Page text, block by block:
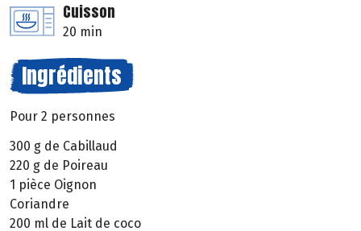
Cuisson
20 min
Ingrédients
Pour 2 personnes
300 g de Cabillaud
220 g de Poireau
1 pièce Oignon
Coriandre
200 ml de Lait de coco